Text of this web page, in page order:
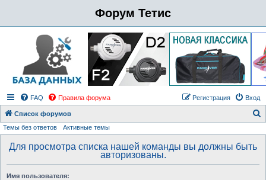
Форум Тетис
FAQ Правила форума Вход
Регистрация
Список форумов
Темы без ответов Активные темы
Для просмотра списка нашей команды вы должны быть
авторизованы.
Имя пользователя: